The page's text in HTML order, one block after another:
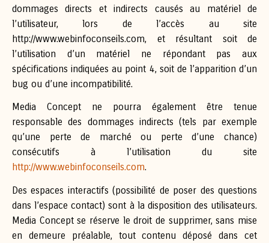
dommages directs et indirects causés au matériel de
l’utilisateur, lors de l’accès au site
http://www.webinfoconseils.com, et résultant soit de
l’utilisation d’un matériel ne répondant pas aux
spécifications indiquées au point 4, soit de l’apparition d’un
bug ou d’une incompatibilité.
Media Concept ne pourra également être tenue
responsable des dommages indirects (tels par exemple
qu’une perte de marché ou perte d’une chance)
consécutifs à l’utilisation du site
http://www.webinfoconseils.com.
Des espaces interactifs (possibilité de poser des questions
dans l’espace contact) sont à la disposition des utilisateurs.
Media Concept se réserve le droit de supprimer, sans mise
en demeure préalable, tout contenu déposé dans cet